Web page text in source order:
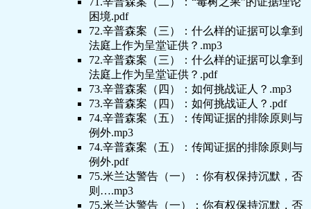
困境.pdf
72.辛普森案（三）：什么样的证据可以拿到
法庭上作为呈堂证供？.mp3
72.辛普森案（三）：什么样的证据可以拿到
法庭上作为呈堂证供？.pdf
73.辛普森案（四）：如何挑战证人？.mp3
73.辛普森案（四）：如何挑战证人？.pdf
74.辛普森案（五）：传闻证据的排除原则与
例外.mp3
74.辛普森案（五）：传闻证据的排除原则与
例外.pdf
75.米兰达警告（一）：你有权保持沉默，否
则….mp3
75.米兰达警告（一）：你有权保持沉默，否